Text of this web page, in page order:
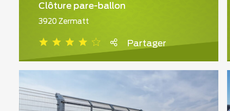
Clôture pare-ballon
3920 Zermatt
Partager